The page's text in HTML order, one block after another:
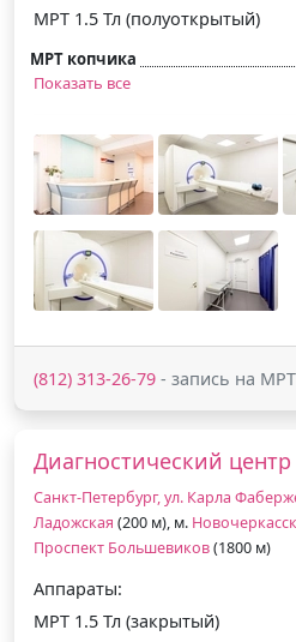
МРТ 1.5 Тл (полуоткрытый)
МРТ копчика
Показать все
(812) 313-26-79 - запись на МРТ
Диагностический
Санкт-Петербург, ул. Карла
Ладожская (200 м), м.
Проспект Большевиков(1800 м)
Аппараты:
МРТ 1.5 Тл (закрытый)